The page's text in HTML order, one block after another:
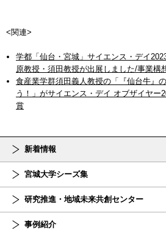
<関連>
学都「仙台・宮城」サイエンス・デイ
原教授・須田教授が出展しました/事業構
食産業学群須田義人教授の「『仙台牛』
う！」がサイエンス・デイ オブザイヤー
賞
新着情報
宮城大学シーズ集
研究推進・地域未来共創センター
事例紹介